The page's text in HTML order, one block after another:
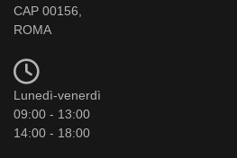
CAP 00156,
ROMA
Lunedì-venerdì
09:00 - 13:00
14:00 - 18:00